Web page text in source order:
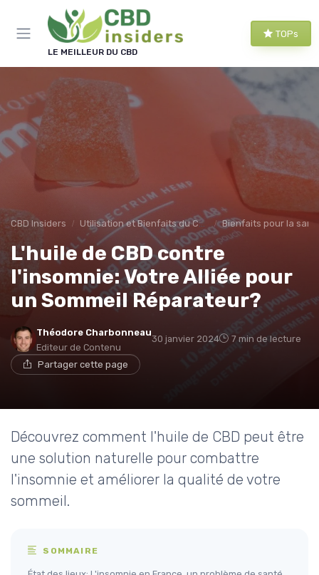
LE MEILLEUR DU CBD
TOPs
CBD Insiders Utilisation et Bienfaits du CBD Bienfaits pour la
L'huile de CBD contre
l'insomnie: Votre Alliée pour
un Sommeil Réparateur?
Théodore Charbonneau
Editeur de Contenu
30 janvier 2024 7 min de lecture
Partager cette page
Découvrez comment l'huile de CBD peut être
une solution naturelle pour combattre
l'insomnie et améliorer la qualité de votre
sommeil.
SOMMAIRE
Panneau de gestion des cookies